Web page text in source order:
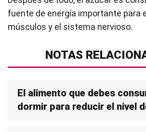
fuente de energía importante para
músculos y el sistema nervioso.
NOTAS
El alimento que debes
dormir para reducir el nivel